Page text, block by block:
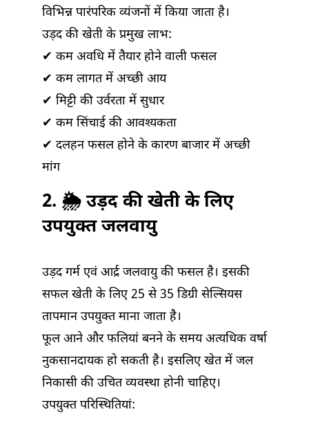
विभिन्न पारंपरिक व्यंजनों में किया जाता है।
उड़द की खेती के प्रमुख लाभ:
✔ कम अवधि में तैयार होने वाली फसल
✔ कम लागत में अच्छी आय
✔ मिट्टी की उर्वरता में सुधार
✔ कम सिंचाई की आवश्यकता
✔ दलहन फसल होने के कारण बाजार में अच्छी
मांग
2. 🌦️ उड़द की खेती के लिए
उपयुक्त जलवायु
उड़द गर्म एवं आर्द्र जलवायु की फसल है। इसकी
सफल खेती के लिए 25 से 35 डिग्री सेल्सियस
तापमान उपयुक्त माना जाता है।
फूल आने और फलियां बनने के समय अत्यधिक वर्षा
नुकसानदायक हो सकती है। इसलिए खेत में जल
निकासी की उचित व्यवस्था होनी चाहिए।
उपयुक्त परिस्थितियां: